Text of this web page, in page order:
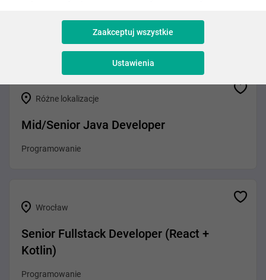
Różne lokalizacje
Mid/Senior Java Developer
Programowanie
Wrocław
Senior Fullstack Developer (React +
Kotlin)
Programowanie
Zaakceptuj wszystkie
Ustawienia